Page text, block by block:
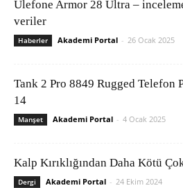
Ulefone Armor 28 Ultra –
veriler
Haberler Akademi Portal - 26 Ocak 2025
Tank 2 Pro 8849 Rugged
14
Manşet Akademi Portal - 4 Ocak 2025
Kalp Kırıklığından Daha Kötü
Dergi Akademi Portal - 24 Ekim 2024